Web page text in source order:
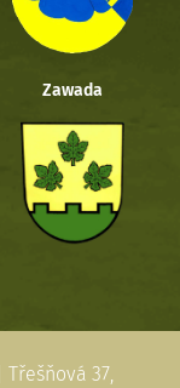
Zawada
| Třešňová 37,